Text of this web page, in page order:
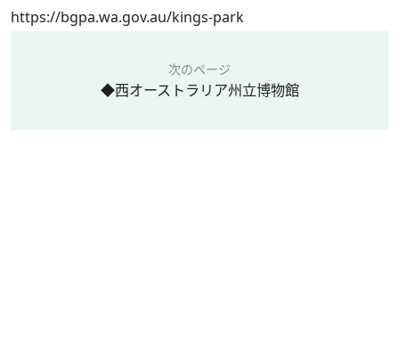
https://bgpa.wa.gov.au/kings-park
次のページ
◆西オーストラリア州立博物館